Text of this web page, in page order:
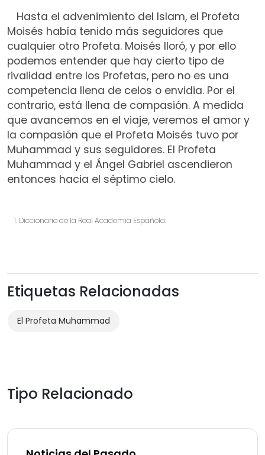
Hasta el advenimiento del Islam, el Profeta
Moisés había tenido más seguidores que
cualquier otro Profeta. Moisés lloró, y por ello
podemos entender que hay cierto tipo de
rivalidad entre los Profetas, pero no es una
competencia llena de celos o envidia. Por el
contrario, está llena de compasión. A medida
que avancemos en el viaje, veremos el amor y
la compasión que el Profeta Moisés tuvo por
Muhammad y sus seguidores. El Profeta
Muhammad y el Ángel Gabriel ascendieron
entonces hacia el séptimo cielo.
Diccionario de la Real Academia Española.
Etiquetas Relacionadas
El Profeta Muhammad
Tipo Relacionado